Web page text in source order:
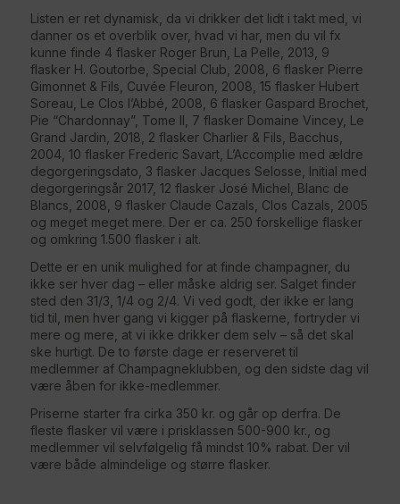
Listen er ret dynamisk, da vi drikker det lidt i takt med, vi
danner os et overblik over, hvad vi har, men du vil fx
kunne finde 4 flasker Roger Brun, La Pelle, 2013, 9
flasker H. Goutorbe, Special Club, 2008, 6 flasker Pierre
Gimonnet & Fils, Cuvée Fleuron, 2008, 15 flasker Hubert
Soreau, Le Clos l’Abbé, 2008, 6 flasker Gaspard Brochet,
Pie “Chardonnay”, Tome II, 7 flasker Domaine Vincey, Le
Grand Jardin, 2018, 2 flasker Charlier & Fils, Bacchus,
2004, 10 flasker Frederic Savart, L’Accomplie med ældre
degorgeringsdato, 3 flasker Jacques Selosse, Initial med
degorgeringsår 2017, 12 flasker José Michel, Blanc de
Blancs, 2008, 9 flasker Claude Cazals, Clos Cazals, 2005
og meget meget mere. Der er ca. 250 forskellige flasker
og omkring 1.500 flasker i alt.
Dette er en unik mulighed for at finde champagner, du
ikke ser hver dag – eller måske aldrig ser. Salget finder
sted den 31/3, 1/4 og 2/4. Vi ved godt, der ikke er lang
tid til, men hver gang vi kigger på flaskerne, fortryder vi
mere og mere, at vi ikke drikker dem selv – så det skal
ske hurtigt. De to første dage er reserveret til
medlemmer af Champagneklubben, og den sidste dag vil
være åben for ikke-medlemmer.
Priserne starter fra cirka 350 kr. og går op derfra. De
fleste flasker vil være i prisklassen 500-900 kr., og
medlemmer vil selvfølgelig få mindst 10% rabat. Der vil
være både almindelige og større flasker.